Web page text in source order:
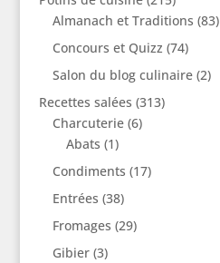
Almanach et Traditions (83)
Concours et Quizz (74)
Salon du blog culinaire(2)
Recettes salées (313)
Charcuterie(6)
Abats (1)
Condiments (17)
Entrées (38)
Fromages (29)
Gibier(3)